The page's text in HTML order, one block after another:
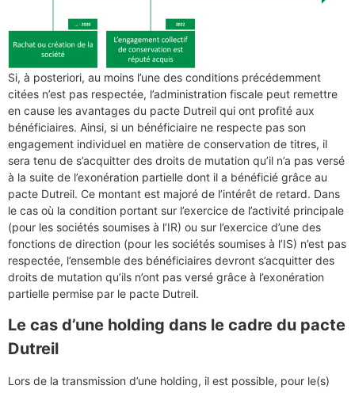
Si, à posteriori, au moins l’une des conditions précédemment
citées n’est pas respectée, l’administration fiscale peut remettre
en cause les avantages du pacte Dutreil qui ont profité aux
bénéficiaires. Ainsi, si un bénéficiaire ne respecte pas son
engagement individuel en matière de conservation de titres, il
sera tenu de s’acquitter des droits de mutation qu’il n’a pas versé
à la suite de l’exonération partielle dont il a bénéficié grâce au
pacte Dutreil. Ce montant est majoré de l’intérêt de retard. Dans
le cas où la condition portant sur l’exercice de l’activité principale
(pour les sociétés soumises à l’IR) ou sur l’exercice d’une des
fonctions de direction (pour les sociétés soumises à l’IS) n’est pas
respectée, l’ensemble des bénéficiaires devront s’acquitter des
droits de mutation qu’ils n’ont pas versé grâce à l’exonération
partielle permise par le pacte Dutreil.
Le cas d’une holding dans le cadre du pacte
Dutreil
Lors de la transmission d’une holding, il est possible, pour le(s)